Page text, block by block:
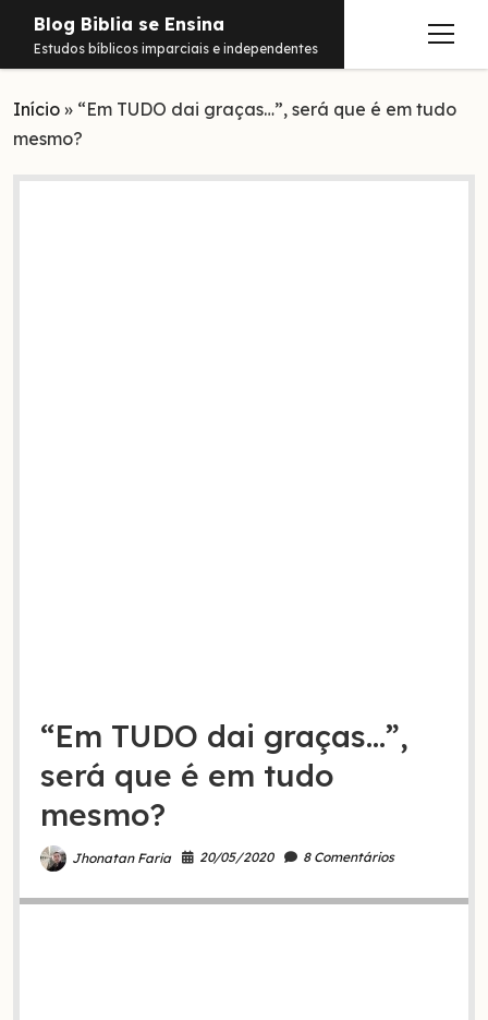
Blog Biblia se Ensina
Estudos bíblicos imparciais e independentes
abrir
Estudos
Notificações
Início » “Em TUDO dai graças…”, será que é em tudo
mesmo?
“Em TUDO dai graças…”,
será que é em tudo
mesmo?
Jhonatan Faria 20/05/2020 8 Comentários